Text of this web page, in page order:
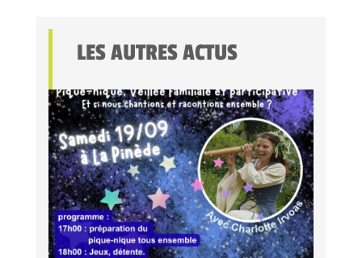
LES AUTRES ACTUS